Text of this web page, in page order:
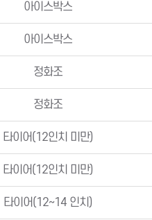
아이스박스
아이스박스
정화조
정화조
타이어(12인치 미만)
타이어(12인치 미만)
타이어(12∼14 인치)